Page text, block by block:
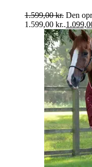
1.599,00kr. Den
1.599,00 kr..